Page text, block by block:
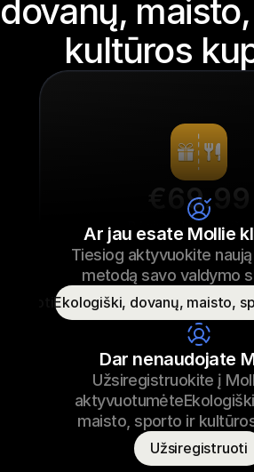
dovanų,
kultūros
€69.99
Bėgimo batų
Bėgimo batų raišteliai
2022-09-23 17:29
Ar jau esate Mollie
Tiesiog aktyvuokite
metodą savo valdymo
dovanų, maisto,
Dar nenaudojate
Užsiregistruokite į
maisto, sporto ir
Užsiregistruoti